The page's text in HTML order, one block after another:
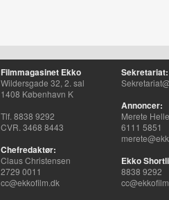
Filmmagasinet Ekko
Wildersgade 32, 2. sal
1408 København K
Tlf. 8838 9292
CVR. 3468 8443
Chefredaktør:
Claus Christensen
2729 0011
cc@ekkofilm.dk
Sekretariat:
Annoncer:
Merete
6111 5851
Ekko
8838 9292